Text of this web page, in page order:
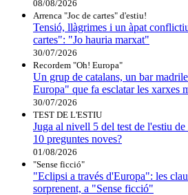
08/08/2026
Arrenca "Joc de cartes" d'estiu!
Tensió, llàgrimes i un àpat
cartes": "Jo hauria marxat"
30/07/2026
Recordem "Oh! Europa"
Un grup de catalans, un bar
Europa" que fa esclatar les xarxes
30/07/2026
TEST DE L'ESTIU
Juga al nivell 5 del test de l'estiu
10 preguntes noves?
01/08/2026
"Sense ficció"
"Eclipsi a través d'Europa": les
sorprenent, a "Sense ficció"